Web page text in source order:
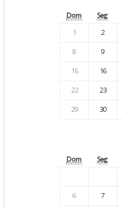
Dom Seg
1
2
8 9
15 16
22 23
29 30
Dom Seg
6 7